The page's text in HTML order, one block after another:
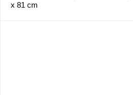
x 81 cm